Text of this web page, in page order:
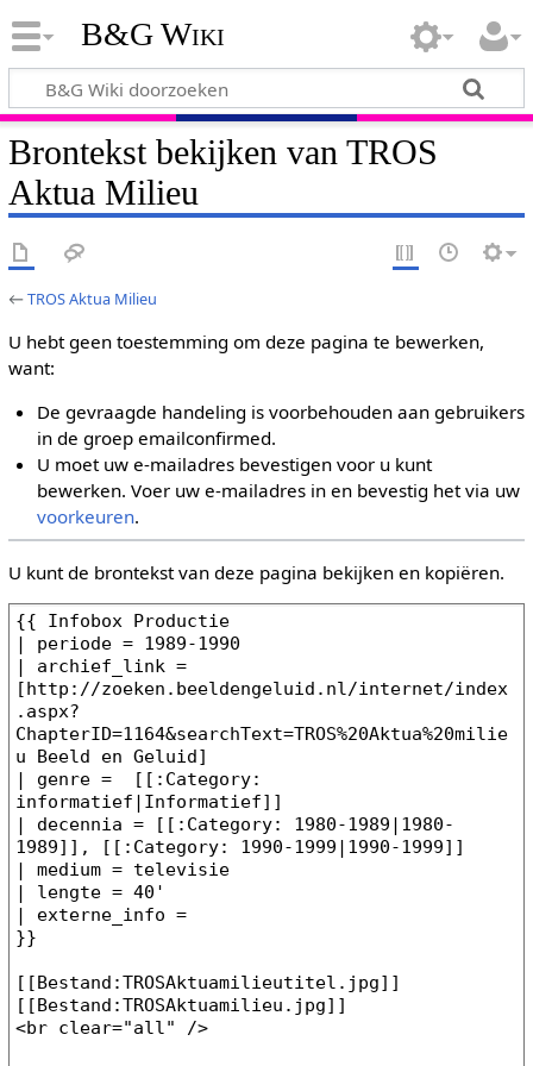
B&G Wiki
Brontekst bekijken van TROS
Aktua Milieu
←TROS Aktua Milieu
U hebt geen toestemming om deze pagina te bewerken,
want:
De gevraagde handeling is voorbehouden aan gebruikers
in de groep emailconfirmed.
U moet uw e-mailadres bevestigen voor u kunt
bewerken. Voer uw e-mailadres in en bevestig het via uw
voorkeuren.
U kunt de brontekst van deze pagina bekijken en kopiëren.